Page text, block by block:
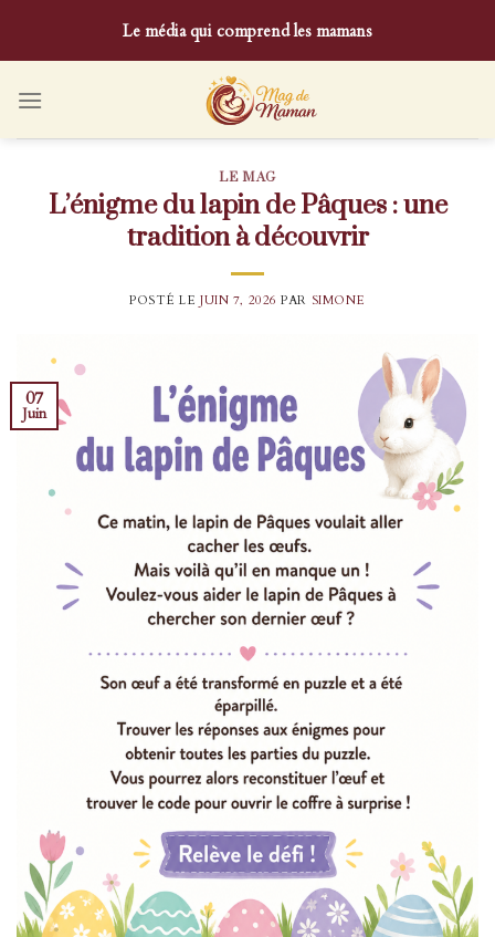
content
Le média qui comprend les mamans
LE MAG
L’énigme du lapin de Pâques : une
tradition à découvrir
POSTÉ LEJUIN 7, 2026 PAR SIMONE
07
Juin